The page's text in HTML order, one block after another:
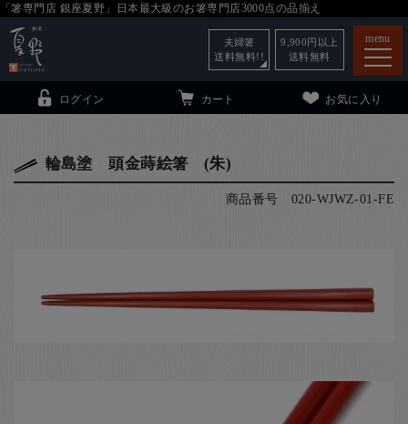
「箸専門店 銀座夏野」日本最大級のお箸専門店3000点の品揃え
menu
小夏について
ログイン カート お気に入り
夫婦箸
送料無料!!
9,900 円以上
送料無料
輪島塗 頭金蒔絵箸 (朱)
商品番号 020-WJWZ-01-FE